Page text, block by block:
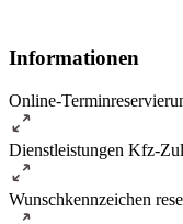
Informationen
Online-
Dienstleistungen Kfz-
Wunschkennzeichen